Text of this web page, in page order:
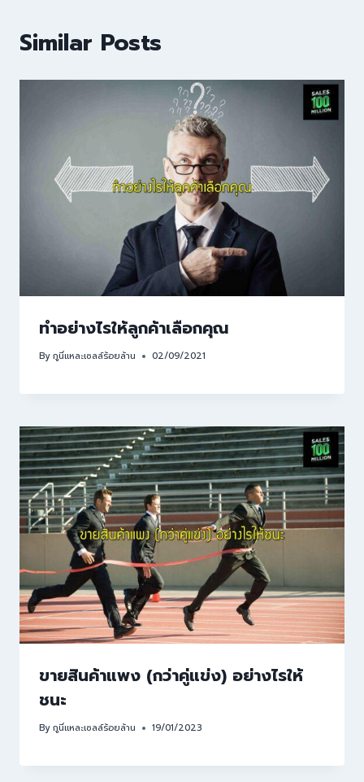
Similar Posts
ทำอย่างไรให้ลูกค้าเลือกคุณ
Byกูนี่แหละเซลล์ร้อยล้าน 02/09/2021
ขายสินค้าแพง (กว่าคู่แข่ง) อย่างไรให้
ชนะ
Byกูนี่แหละเซลล์ร้อยล้าน 19/01/2023